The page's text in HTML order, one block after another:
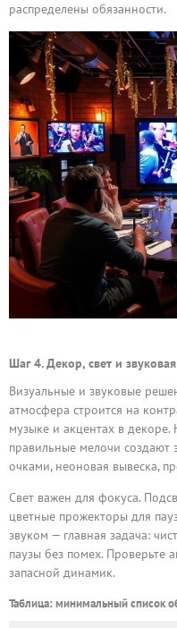
распределены обязанности.
Шаг 4. Декор, свет и
Визуальные и звуковые
атмосфера строится на
музыке и акцентах в декоре.
правильные мелочи создают
очками, неоновая вывеска,
Свет важен для фокуса.
цветные прожекторы для
звуком — главная задача:
паузы без помех. Проверьте
запасной динамик.
Таблица: минимальный список